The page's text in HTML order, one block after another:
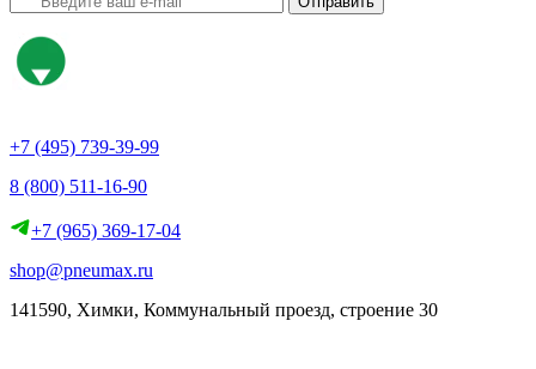
+7 (495) 739-39-99
8 (800) 511-16-90
+7 (965) 369-17-04
shop@pneumax.ru
141590, Химки, Коммунальный проезд, строение 30